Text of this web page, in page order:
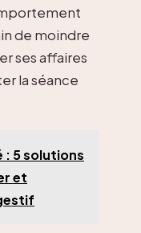
de moindre
ses affaires
la séance
: 5 solutions
et